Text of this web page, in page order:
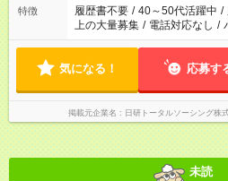
合は応募できません。
特徴 履歴書不要 / 40～50代活躍中 /
上の大量募集 / 電話対応なし /
気になる！ 応募す
掲載元企業名 日研トータルソーシング
未読